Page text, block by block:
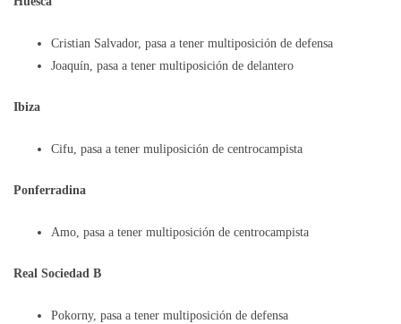
Cristian Salvador, pasa a tener multiposición de defensa
Joaquín, pasa a tener multiposición de delantero
Ibiza
Cifu, pasa a tener muliposición de centrocampista
Ponferradina
Amo, pasa a tener multiposición de centrocampista
Real Sociedad B
Pokorny, pasa a tener multiposición de defensa